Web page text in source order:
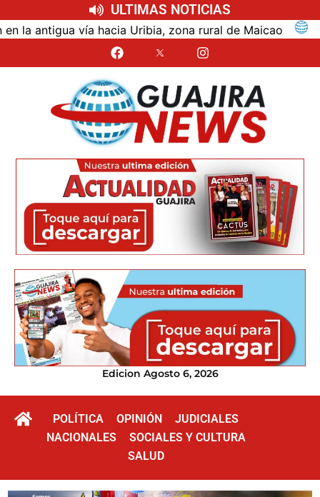
ULTIMAS NOTICIAS
vía hacia Uribia, zona rural de Maicao
Edicion Agosto 6, 2026
POLÍTICA OPINIÓN
JUDICIALES
NACIONALES
SOCIALES Y CULTURA
SALUD